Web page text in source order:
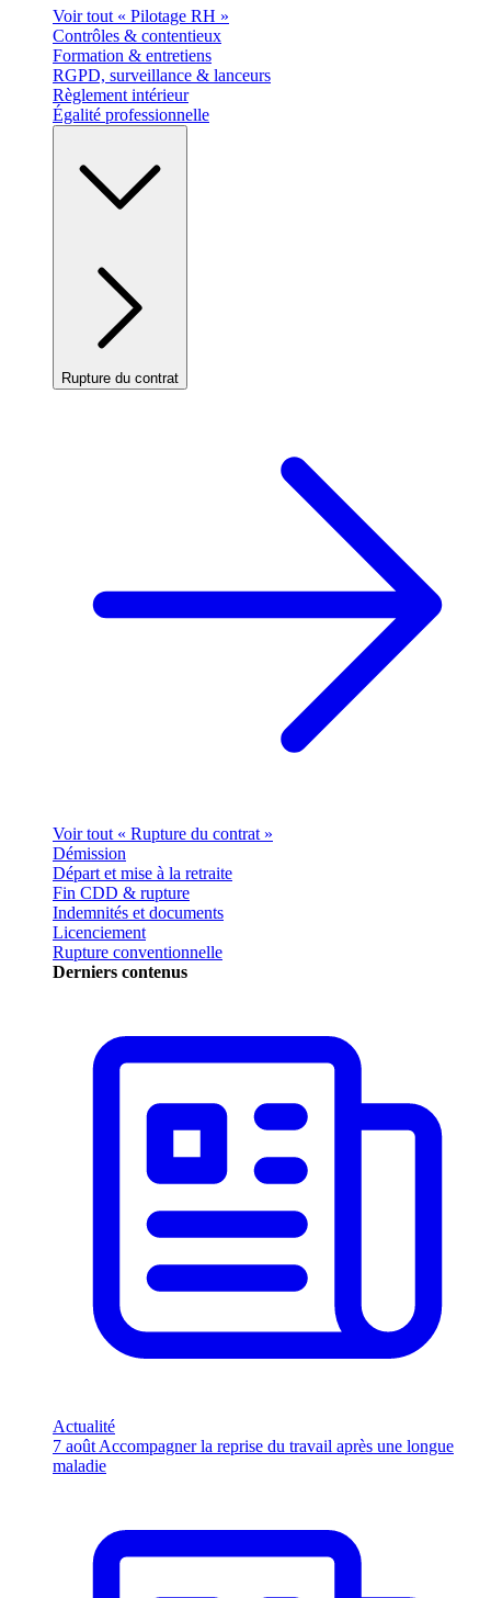
Voir tout « Pilotage RH »
Contrôles & contentieux
Formation & entretiens
RGPD, surveillance & lanceurs
Règlement intérieur
Égalité professionnelle
Rupture du contrat
Voir tout « Rupture du contrat »
Démission
Départ et mise à la retraite
Fin CDD & rupture
Indemnités et documents
Licenciement
Rupture conventionnelle
Derniers contenus
Actualité
7 août Accompagner la reprise du travail après une longue
maladie